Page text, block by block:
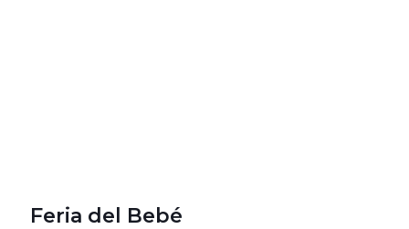
Feria del Bebé